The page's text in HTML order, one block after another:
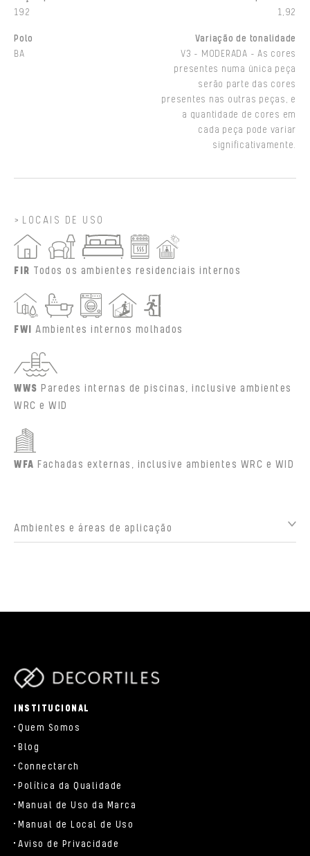
192
1,92
Polo
BA
Variação de tonalidade
V3 - MODERADA - As cores
presentes numa única peça
serão parte das cores
presentes nas outras peças, e
a quantidade de cores em
cada peça pode variar
significativamente.
LOCAIS DE USO
FIR Todos os ambientes residenciais internos
FWI Ambientes internos molhados
WWS Paredes internas de piscinas, inclusive ambientes
WRC e WID
WFA Fachadas externas, inclusive ambientes WRC e WID
Ambientes e áreas de aplicação
INSTITUCIONAL
Quem Somos
Blog
Connectarch
Política da Qualidade
Manual de Uso da Marca
Manual de Local de Uso
Aviso de Privacidade